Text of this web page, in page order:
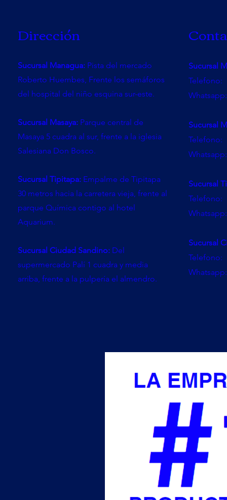
Dirección
Sucursal Managua: Pista del mercado
Roberto Huembes, Frente los semáforos
del hospital del niño esquina sur-este.
Sucursal Masaya: Parque central de
Masaya 5 cuadra al sur, frente a la iglesia
Salesiana Don Bosco.
Sucursal Tipitapa: Empalme de Tipitapa
30 metros hacia la carretera vieja, frente al
parque Química contigo al hotel
Aquarium.
Sucursal Ciudad Sandino: Del
supermercado Palí 1 cuadra y media
arriba, frente a la pulpería el almendro.
Sucursal
Telefono:
Sucursal
Telefono:
Sucursal
Telefono:
Sucursal
Telefono: